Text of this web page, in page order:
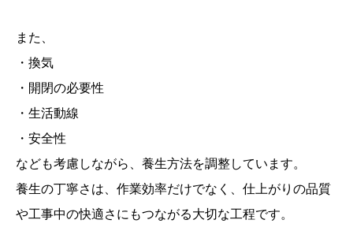
また、
・換気
・開閉の必要性
・生活動線
・安全性
なども考慮しながら、養生方法を調整しています。
養生の丁寧さは、作業効率だけでなく、仕上がりの品質
や工事中の快適さにもつながる大切な工程です。